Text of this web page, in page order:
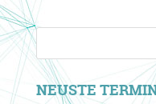
NEUSTE